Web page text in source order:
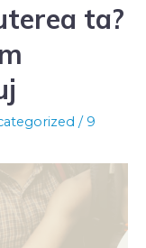
ta?
/ 9